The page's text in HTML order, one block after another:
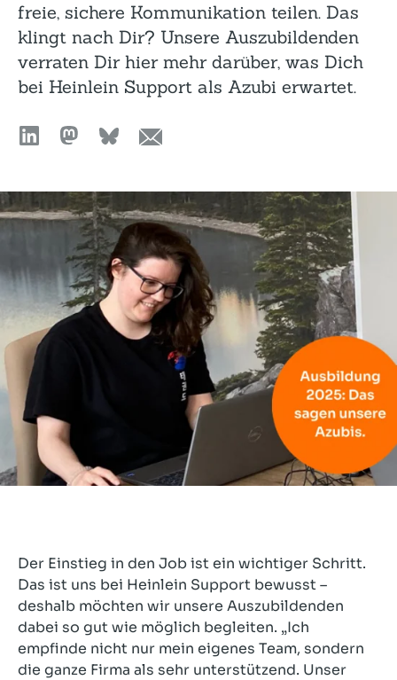
freie, sichere Kommunikation teilen. Das
klingt nach Dir? Unsere Auszubildenden
verraten Dir hier mehr darüber, was Dich
bei Heinlein Support als Azubi erwartet.
Der Einstieg in den Job ist ein wichtiger Schritt.
Das ist uns bei Heinlein Support bewusst –
deshalb möchten wir unsere Auszubildenden
dabei so gut wie möglich begleiten. „Ich
empfinde nicht nur mein eigenes Team, sondern
die ganze Firma als sehr unterstützend. Unser